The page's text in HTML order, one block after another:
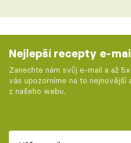
Nejlepší recepty e-
Zanechte nám svůj e-mail a až
vás upozorníme na to nejnovější
z našeho webu.